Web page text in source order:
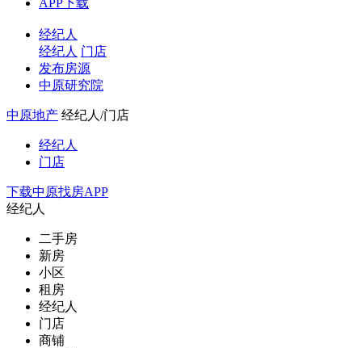
APP下载
经纪人
经纪人 门店
发布房源
中原研究院
中原地产 经纪人/门店
经纪人
门店
下载中原找房APP
经纪人
二手房
新房
小区
租房
经纪人
门店
商铺